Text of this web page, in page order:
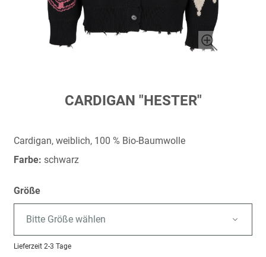
springen
CARDIGAN "HESTER"
Cardigan, weiblich, 100 % Bio-Baumwolle
Farbe: schwarz
Größe
Bitte Größe wählen
Lieferzeit 2-3 Tage